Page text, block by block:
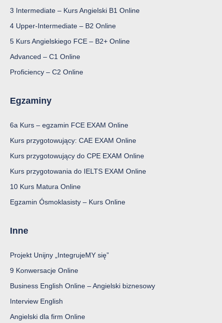
3 Intermediate – Kurs Angielski B1 Online
4 Upper-Intermediate – B2 Online
5 Kurs Angielskiego FCE – B2+ Online
Advanced – C1 Online
Proficiency – C2 Online
Egzaminy
6a Kurs – egzamin FCE EXAM Online
Kurs przygotowujący: CAE EXAM Online
Kurs przygotowujący do CPE EXAM Online
Kurs przygotowania do IELTS EXAM Online
10 Kurs Matura Online
Egzamin Ósmoklasisty – Kurs Online
Inne
Projekt Unijny „IntegrujeMY się”
9 Konwersacje Online
Business English Online – Angielski biznesowy
Interview English
Angielski dla firm Online